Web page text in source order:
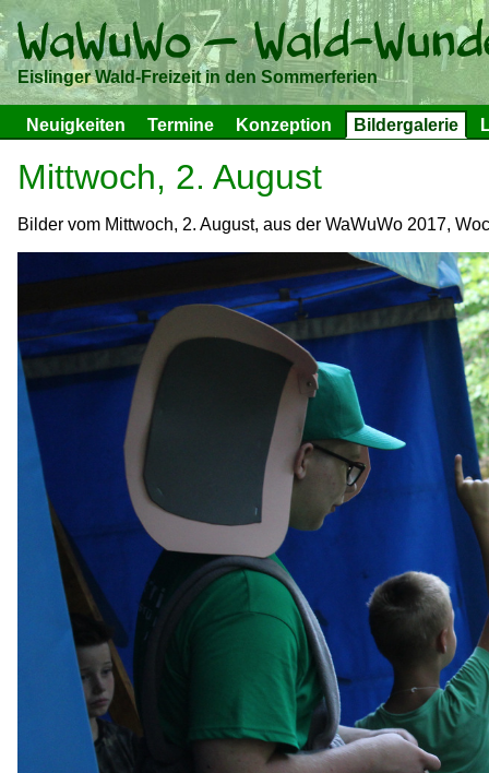
Eislinger Wald-Freizeit in den Sommerferien
Neuigkeiten Termine Konzeption Bildergalerie
Mittwoch, 2. August
Bilder vom Mittwoch, 2. August, aus der WaWuWo 2017,